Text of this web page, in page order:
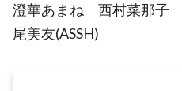
澄華あまね 西村菜那
尾美友(ASSH)